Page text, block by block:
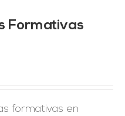
Formativas
formativas en